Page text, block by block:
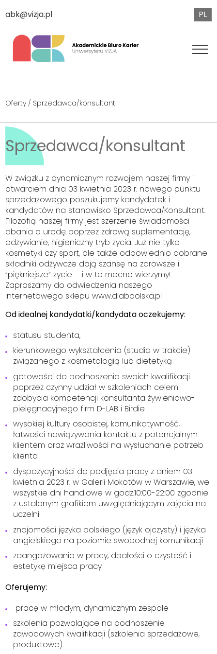
abk@vizja.pl PL
Oferty / Sprzedawca/konsultant
Sprzedawca/konsultant
W związku z dynamicznym rozwojem naszej firmy i
otwarciem dnia 03 kwietnia 2023 r. nowego punktu
sprzedażowego poszukujemy kandydatek i
kandydatów na stanowisko Sprzedawca/Konsultant.
Filozofią naszej firmy jest szerzenie świadomości
dbania o urodę poprzez zdrową suplementację,
odżywianie, higieniczny tryb życia. Już nie tylko
kosmetyki czy sport, ale także odpowiednio dobrane
składniki odżywcze dają szansę na zdrowsze i
“piękniejsze” życie – i w to mocno wierzymy!
Zapraszamy do odwiedzenia naszego
internetowego sklepu www.dlabpolska.pl
Od idealnej kandydatki/kandydata oczekujemy:
statusu studenta,
kierunkowego wykształcenia (studia w trakcie)
związanego z kosmetologią lub dietetyką
gotowości do podnoszenia swoich kwalifikacji
poprzez czynny udział w szkoleniach celem
zdobycia kompetencji konsultanta żywieniowo-
pielęgnacyjnego firm D-LAB i Birdie
wysokiej kultury osobistej, komunikatywność,
łatwości nawiązywania kontaktu z potencjalnym
klientem oraz wrażliwości na wysłuchanie potrzeb
klienta
dyspozycyjności do podjęcia pracy z dniem 03
kwietnia 2023 r. w Galerii Mokotów w Warszawie, we
wszystkie dni handlowe w godz.10:00-22:00 zgodnie
z ustalonym grafikiem uwzględniającym zajęcia na
uczelni
znajomości języka polskiego (język ojczysty) i języka
angielskiego na poziomie swobodnej komunikacji
zaangażowania w pracy, dbałości o czystość i
estetykę miejsca pracy
Oferujemy:
pracę w młodym, dynamicznym zespole
szkolenia pozwalające na podnoszenie
zawodowych kwalifikacji (szkolenia sprzedażowe,
produktowe)